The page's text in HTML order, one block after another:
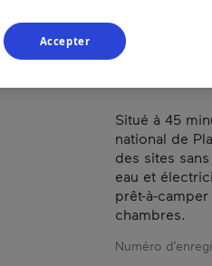
Outaouais
Situé à 45
national de
des sites
eau et
prêt-à-
chambres.
Numéro
Accepter